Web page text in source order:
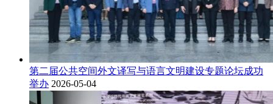
第二届公共空间外文译写与语言文明建设专题论坛成功
举办 2026-05-04